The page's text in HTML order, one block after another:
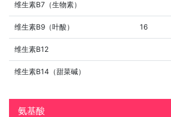
维生素B7（生物素）
维生素B9（叶酸） 16
维生素B12
维生素B14（甜菜碱）
氨基酸